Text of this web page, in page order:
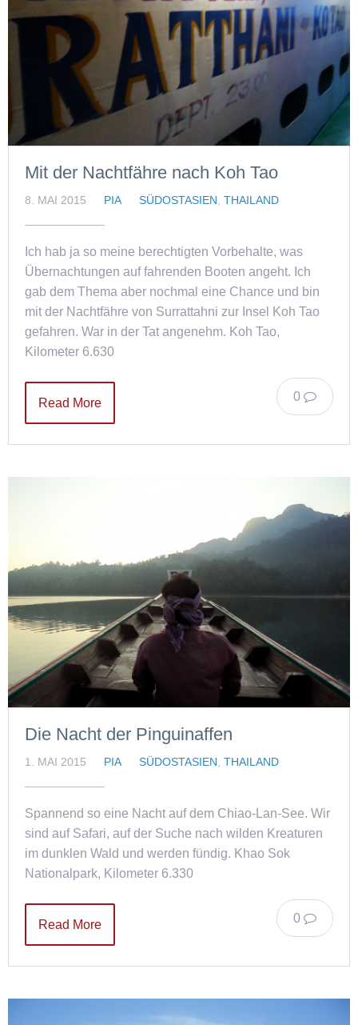
Mit der Nachtfähre nach Koh Tao
8. MAI 2015 PIA SÜDOSTASIEN, THAILAND
Ich hab ja so meine berechtigten Vorbehalte, was
Übernachtungen auf fahrenden Booten angeht. Ich
gab dem Thema aber nochmal eine Chance und bin
mit der Nachtfähre von Surrattahni zur Insel Koh Tao
gefahren. War in der Tat angenehm. Koh Tao,
Kilometer 6.630
0
Read More
Die Nacht der Pinguinaffen
1. MAI 2015 PIA SÜDOSTASIEN THAILAND
Spannend so eine Nacht auf dem Chiao-Lan-See. Wir
sind auf Safari, auf der Suche nach wilden Kreaturen
im dunklen Wald und werden fündig. Khao Sok
Nationalpark, Kilometer 6.330
0
Read More